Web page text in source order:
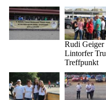
Rudi Geiger
Lintorfer
Treffpunkt